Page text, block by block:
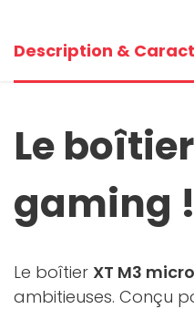
Description &
Le
gaming !
Le boîtier XT M3
ambitieuses. Conçu